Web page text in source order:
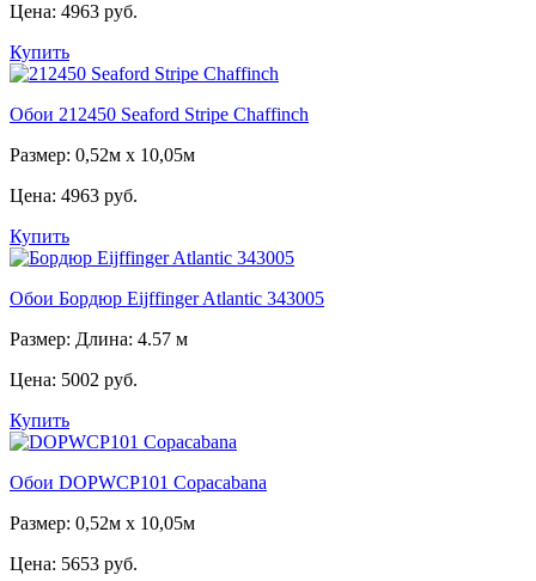
Цена: 4963 руб.
Купить
Обои 212450 Seaford Stripe Chaffinch
Размер: 0,52м x 10,05м
Цена: 4963 руб.
Купить
Обои Бордюр Eijffinger Atlantic 343005
Размер: Длина: 4.57 м
Цена: 5002 руб.
Купить
Обои DOPWCP101 Copacabana
Размер: 0,52м x 10,05м
Цена: 5653 руб.